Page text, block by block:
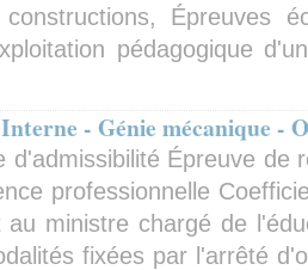
Épreuves
pédagogique
- Génie mécanique -
d'admissibilité Épreuve de
professionnelle
au ministre chargé de
fixées par l'arrêté